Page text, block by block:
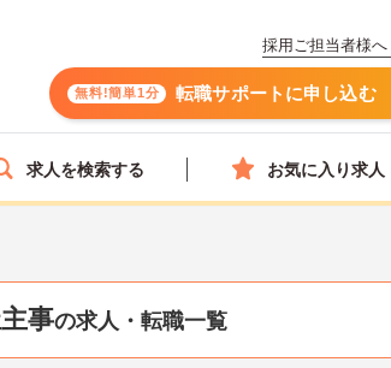
採用ご担当者様へ
無料!簡単1分 転職サポートに申し込む
求人を検索する お気に入り求人
事の求人・転職一覧